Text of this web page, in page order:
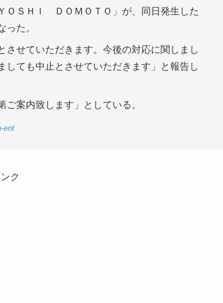
ＯＳＨＩ ＤＯＭＯＴＯ」が、同日発生した
た。
せていただきます。今後の対応に関しまし
ても中止とさせていただきます」と報告し
案内致します」としている。
ent
ク